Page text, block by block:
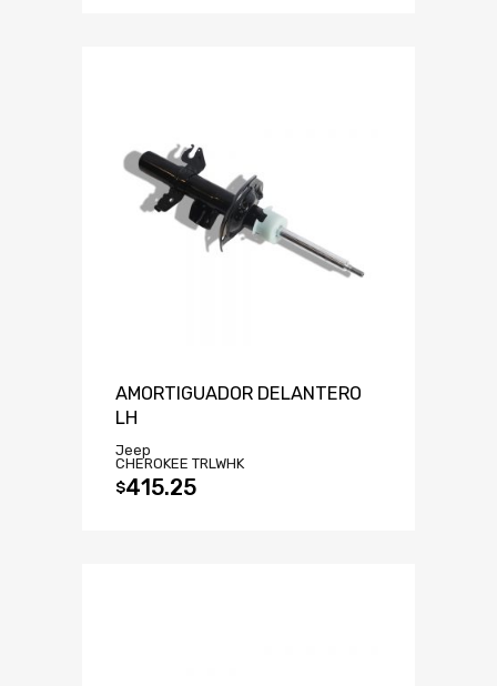
AMORTIGUADOR DELANTERO
LH
Jeep
CHEROKEE TRLWHK
$415.25